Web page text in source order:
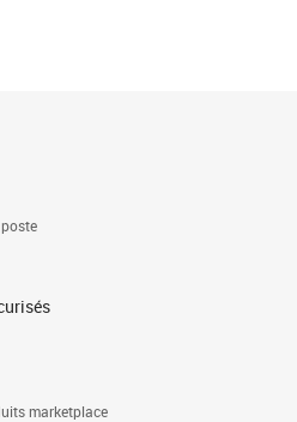
marketplace